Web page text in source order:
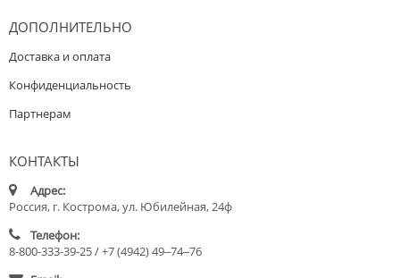
ДОПОЛНИТЕЛЬНО
Доставка и оплата
Конфиденциальность
Партнерам
КОНТАКТЫ
Адрес:
Россия, г. Кострома, ул. Юбилейная, 24ф
Телефон:
8-800-333-39-25 / +7 (4942) 49‒74‒76